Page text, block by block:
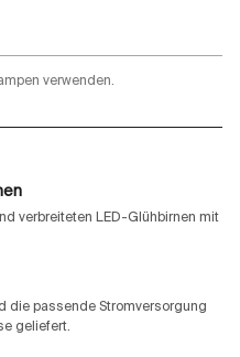
verwenden.
verbreiteten LED-Glühbirnen mit
die passende Stromversorgung
geliefert.